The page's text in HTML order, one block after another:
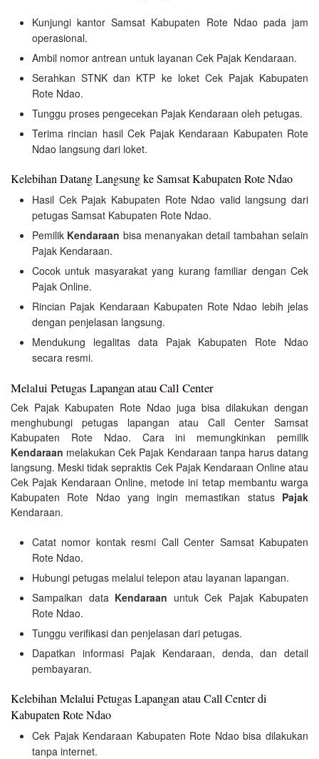
Kunjungi kantor Samsat Kabupaten Rote Ndao pada jam
operasional.
Ambil nomor antrean untuk layanan Cek Pajak Kendaraan.
Serahkan STNK dan KTP ke loket Cek Pajak Kabupaten
Rote Ndao.
Tunggu proses pengecekan Pajak Kendaraan oleh petugas.
Terima rincian hasil Cek Pajak Kendaraan Kabupaten Rote
Ndao langsung dari loket.
Kelebihan Datang Langsung ke Samsat Kabupaten Rote Ndao
Hasil Cek Pajak Kabupaten Rote Ndao valid langsung dari
petugas Samsat Kabupaten Rote Ndao.
Pemilik Kendaraan bisa menanyakan detail tambahan selain
Pajak Kendaraan.
Cocok untuk masyarakat yang kurang familiar dengan Cek
Pajak Online.
Rincian Pajak Kendaraan Kabupaten Rote Ndao lebih jelas
dengan penjelasan langsung.
Mendukung legalitas data Pajak Kabupaten Rote Ndao
secara resmi.
Melalui Petugas Lapangan atau Call Center
Cek Pajak Kabupaten Rote Ndao juga bisa dilakukan dengan
menghubungi petugas lapangan atau Call Center Samsat
Kabupaten Rote Ndao. Cara ini memungkinkan pemilik
Kendaraan melakukan Cek Pajak Kendaraan tanpa harus datang
langsung. Meski tidak sepraktis Cek Pajak Kendaraan Online atau
Cek Pajak Kendaraan Online, metode ini tetap membantu warga
Kabupaten Rote Ndao yang ingin memastikan status Pajak
Kendaraan.
Catat nomor kontak resmi Call Center Samsat Kabupaten
Rote Ndao.
Hubungi petugas melalui telepon atau layanan lapangan.
Sampaikan data Kendaraan untuk Cek Pajak Kabupaten
Rote Ndao.
Tunggu verifikasi dan penjelasan dari petugas.
Dapatkan informasi Pajak Kendaraan, denda, dan detail
pembayaran.
Kelebihan Melalui Petugas Lapangan atau Call Center di
Kabupaten Rote Ndao
Cek Pajak Kendaraan Kabupaten Rote Ndao bisa dilakukan
tanpa internet.